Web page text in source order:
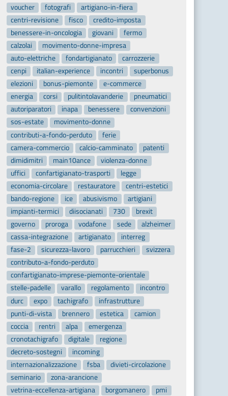
voucher fotografi
artigiano-in-fiera
centri-revisione
fisco
credito-imposta
benessere-in-oncologia
giovani
fermo
calzolai
movimento-donne-impresa
auto-elettriche
fondartigianato
carrozzerie
cenpi
italian-experience incontri
superbonus
elezioni
bonus-piemonte
e-commerce
energia
corsi pulitintolavanderie
pneumatici
autoriparatori
inapa benessere
convenzioni
sos-estate
movimento-donne
contributi-a-fondo-perduto
ferie
camera-commercio
calcio-camminato
patenti
dimidimitri
main10ance
violenza-donne
uffici
confartigianato-trasporti
legge
economia-circolare
restauratore
centri-estetici
bando-regione
ice abusivismo
artigiani
impianti-termici
diisocianati 730
brexit
governo
proroga vodafone sede
alzheimer
cassa-integrazione
artigianato
interreg
fase-2
sicurezza-lavoro parrucchieri
svizzera
contributo-a-fondo-perduto
confartigianato-imprese-piemonte-orientale
stelle-padelle
varallo regolamento
incontro
durc
expo tachigrafo
infrastrutture
punti-di-vista
brennero estetica
camion
coccia
rentri alpa
emergenza
cronotachigrafo
digitale
regione
decreto-sostegni
incoming
internazionalizzazione
fsba
divieti-circolazione
seminario
zona-arancione
vetrina-eccellenza-artigiana
borgomanero
pmi